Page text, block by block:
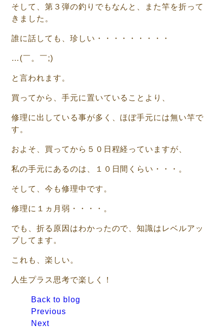
そして、第３弾の釣りでもなんと、また竿を折って
きました。
誰に話しても、珍しい・・・・・・・・・
…(￣。￣;)
と言われます。
買ってから、手元に置いていることより、
修理に出している事が多く、ほぼ手元には無い竿で
す。
およそ、買ってから５０日程経っていますが、
私の手元にあるのは、１０日間くらい・・・。
そして、今も修理中です。
修理に１ヵ月弱・・・・。
でも、折る原因はわかったので、知識はレベルアッ
プしてます。
これも、楽しい。
人生プラス思考で楽しく！
Back to blog
Previous
Next